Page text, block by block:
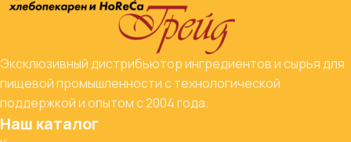
Эксклюзивный дистрибьютор ингредиентов и сырья для
пищевой промышленности с технологической
поддержкой и опытом с 2004 года.
Наш каталог